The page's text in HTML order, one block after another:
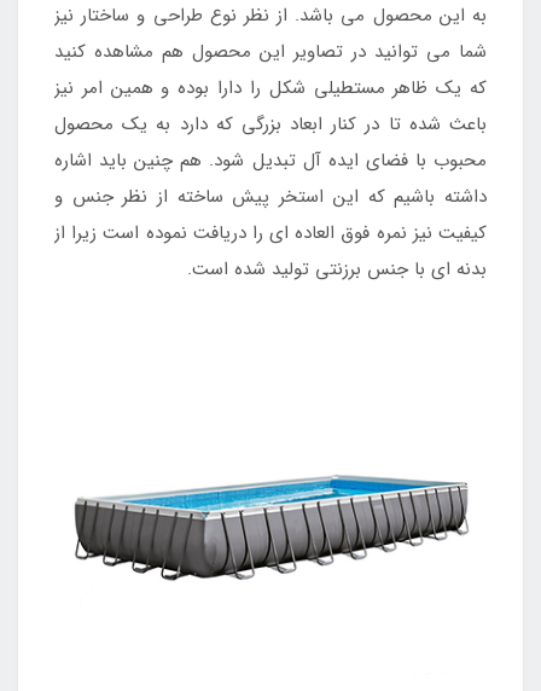
به این محصول می باشد. از نظر نوع طراحی و ساختار نیز
شما می توانید در تصاویر این محصول هم مشاهده کنید
که یک ظاهر مستطیلی شکل را دارا بوده و همین امر نیز
باعث شده تا در کنار ابعاد بزرگی که دارد به یک محصول
محبوب با فضای ایده آل تبدیل شود. هم چنین باید اشاره
داشته باشیم که این استخر پیش ساخته از نظر جنس و
کیفیت نیز نمره فوق العاده ای را دریافت نموده است زیرا از
بدنه ای با جنس برزنتی تولید شده است.